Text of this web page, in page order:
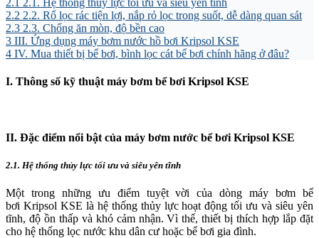
2.2 2.2. Rổ lọc rác tiện lợi, nắp rỏ lọc trong suốt, dễ dàng quan sát
2.3 2.3. Chống ăn mòn, độ bền cao
3 III. Ứng dụng máy bơm nước hồ bơi Kripsol KSE
4 IV. Mua thiết bị bể bơi, bình lọc cát bể bơi chính hãng ở đâu?
I. Thông số kỹ thuật máy bơm bể bơi Kripsol KSE
II. Đặc điểm nổi bật của máy bơm nước bể bơi Kripsol KSE
2.1. Hệ thống thủy lực tối ưu và siêu yên tĩnh
Một trong những ưu điểm tuyệt vời của dòng máy bơm bể
bơi Kripsol KSE là hệ thống thủy lực hoạt động tối ưu và siêu yên
tĩnh, độ ồn thấp và khó cảm nhận. Vì thế, thiết bị thích hợp lắp đặt
cho hệ thống lọc nước khu dân cư hoặc bể bơi gia đình.